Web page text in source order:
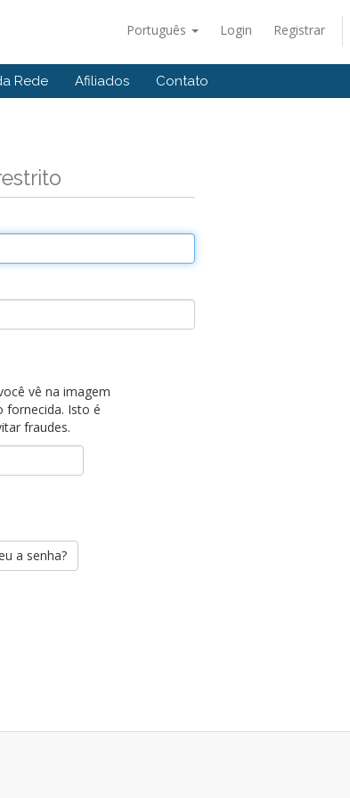
Português Login Registrar
Rede Afiliados Contato
vê na imagem
fornecida. Isto é
fraudes.
a senha?